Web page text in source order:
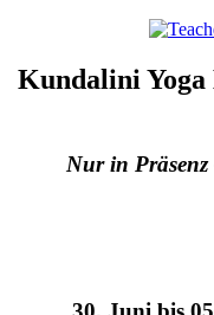
Kundalini
Nur in